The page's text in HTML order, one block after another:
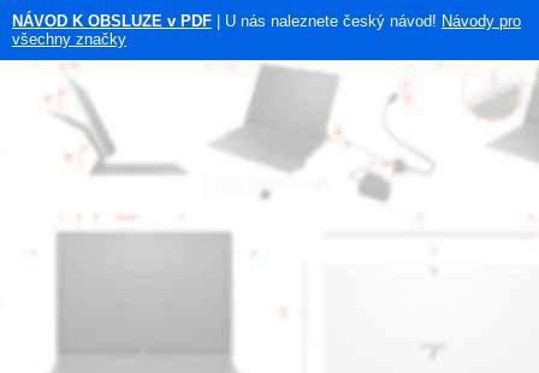
NÁVOD K OBSLUZE v PDF | U nás naleznete český návod! Návody pro
všechny značky